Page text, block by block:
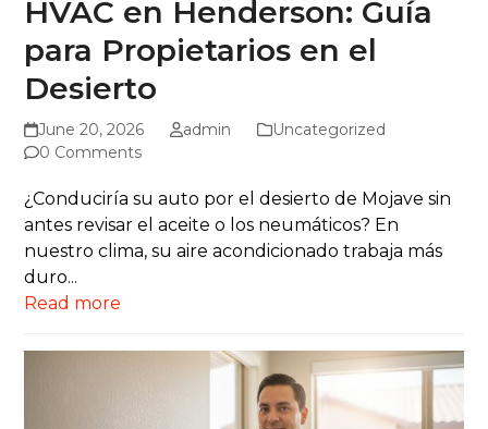
HVAC en Henderson: Guía
para Propietarios en el
Desierto
June 20, 2026 admin
Uncategorized
0 Comments
¿Conduciría su auto por el desierto de Mojave sin
antes revisar el aceite o los neumáticos? En
nuestro clima, su aire acondicionado trabaja más
duro...
Read more